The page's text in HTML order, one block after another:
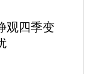
观四季变